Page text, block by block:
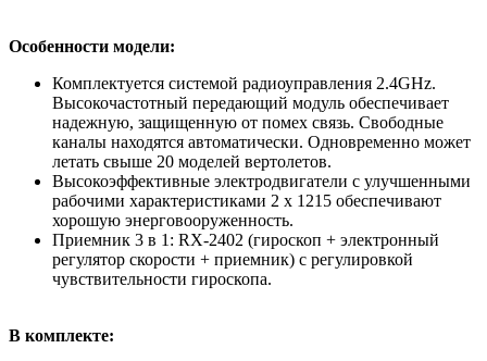
Особенности модели:
Комплектуется системой радиоуправления 2.4GHz.
Высокочастотный передающий модуль обеспечивает
надежную, защищенную от помех связь. Свободные
каналы находятся автоматически. Одновременно может
летать свыше 20 моделей вертолетов.
Высокоэффективные электродвигатели с улучшенными
рабочими характеристиками 2 x 1215 обеспечивают
хорошую энерговооруженность.
Приемник 3 в 1: RX-2402 (гироскоп + электронный
регулятор скорости + приемник) с регулировкой
чувствительности гироскопа.
В комплекте: